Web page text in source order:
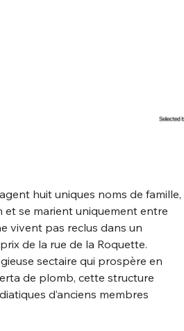
huit uniques noms de famille,
se marient uniquement entre
vivent pas reclus dans un
de la rue de la Roquette.
sectaire qui prospère en
de plomb, cette structure
d’anciens membres